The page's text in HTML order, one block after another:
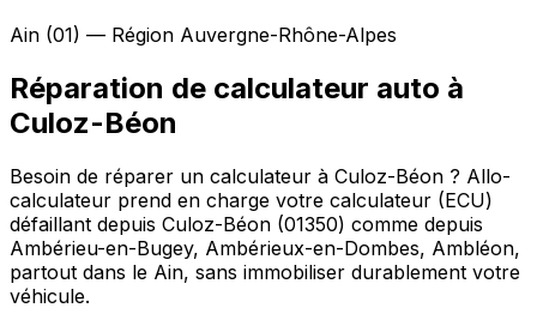
Ain (01) — Région Auvergne-Rhône-Alpes
Réparation de calculateur auto à
Culoz-Béon
Besoin de réparer un calculateur à Culoz-Béon ? Allo-
calculateur prend en charge votre calculateur (ECU)
défaillant depuis Culoz-Béon (01350) comme depuis
Ambérieu-en-Bugey, Ambérieux-en-Dombes, Ambléon,
partout dans le Ain, sans immobiliser durablement votre
véhicule.